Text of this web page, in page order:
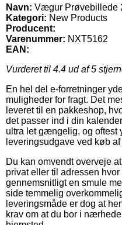
Navn: Vægur Prøvebillede
Kategori: New Products
Producent:
Varenummer: NXT5162
EAN:
Vurderet til 4.4 ud af 5
En hel del e-forretninger
muligheder for fragt. Det
leveret til en pakkeshop,
det passer ind i din
ultra let gængelig, og oftest
leveringsudgave ved køb
Du kan omvendt overveje
privat eller til adressen
gennemsnitligt en smule
side temmelig
leveringsmåde er dog at
krav om at du bor i